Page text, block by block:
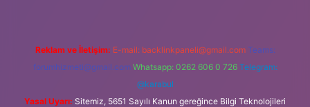
Reklam ve İletişim: E-mail: backlinkpaneli@gmail.com Teams:
forumhizmeti@gmail.com Whatsapp: 0262 606 0 726 Telegram:
@karabul
Yasal Uyarı: Sitemiz, 5651 Sayılı Kanun gereğince Bilgi Teknolojileri